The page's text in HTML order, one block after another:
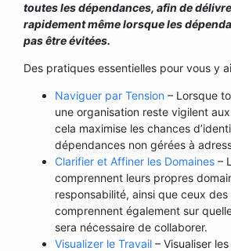
toutes les dépendances, afin de
rapidement même lorsque les
pas être évitées.
Des pratiques essentielles pour vous y
Naviguer par Tension – Lorsque
une organisation reste vigilent
cela maximise les chances
dépendances non gérées à
Clarifier et Affiner les Domaines –
comprennent leurs propres
responsabilité, ainsi que ceux des
comprennent également sur
sera nécessaire de collaborer.
Visualizer le Travail – Visualiser